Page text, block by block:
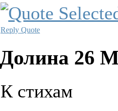
Reply Quote
26
К стихам